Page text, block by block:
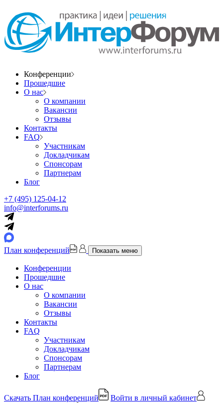
Конференции
Прошедшие
О нас
О компании
Вакансии
Отзывы
Контакты
FAQ
Участникам
Докладчикам
Спонсорам
Партнерам
Блог
+7 (495) 125-04-12
info@interforums.ru
План конференций Показать меню
Конференции
Прошедшие
О нас
О компании
Вакансии
Отзывы
Контакты
FAQ
Участникам
Докладчикам
Спонсорам
Партнерам
Блог
Скачать План конференций
Войти в личный кабинет